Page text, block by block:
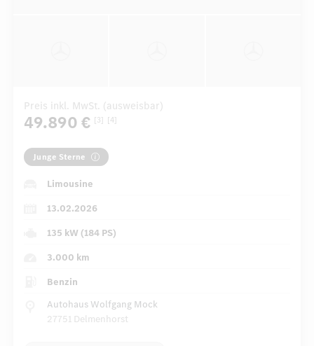
Preis inkl. MwSt. (ausweisbar)
49.890 € [3] [4]
Junge Sterne
Limousine
13.02.2026
135 kW (184 PS)
3.000 km
Benzin
Autohaus Wolfgang Mock
27751 Delmenhorst